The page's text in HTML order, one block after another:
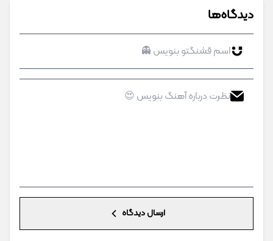
دیدگاه‌ها
ارسال دیدگاه